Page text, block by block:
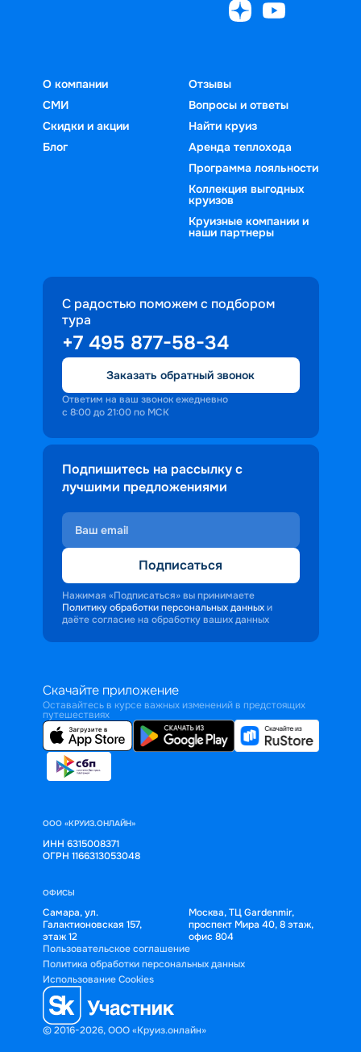
О компании
СМИ
Скидки и акции
Блог
Отзывы
Вопросы и ответы
Найти круиз
Аренда теплохода
Программа лояльности
Коллекция выгодных
круизов
Круизные компании и
наши партнеры
С радостью поможем с подбором
тура
+7 495 877-58-34
Заказать обратный звонок
Ответим на ваш звонок ежедневно
с 8:00 до 21:00 по МСК
Подпишитесь на рассылку с
лучшими предложениями
Подписаться
Нажимая «Подписаться» вы принимаете
Политику обработки персональных данных и
даёте согласие на обработку ваших данных
Скачайте приложение
Оставайтесь в курсе важных изменений в предстоящих
путешествиях
ООО «КРУИЗ.ОНЛАЙН»
ИНН 6315008371
ОГРН 1166313053048
ОФИСЫ
Самара, ул.
Галактионовская 157,
этаж 12
Москва, ТЦ Gardenmir,
проспект Мира 40, 8 этаж,
офис 804
© 2016-2026, ООО «Круиз.онлайн»
Пользовательское соглашение
Политика обработки персональных данных
Использование Cookies